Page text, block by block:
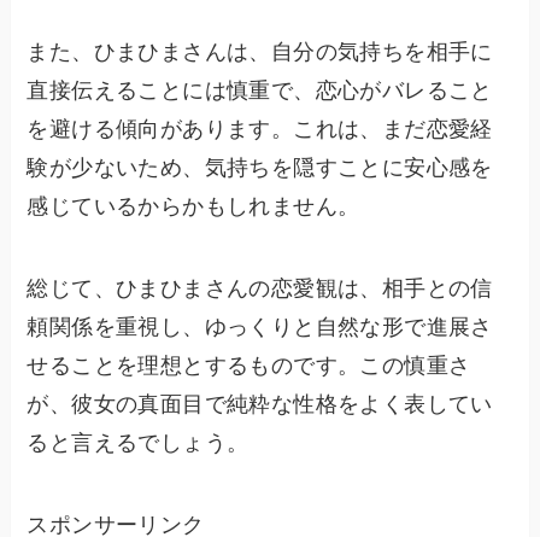
また、ひまひまさんは、自分の気持ちを相手に
直接伝えることには慎重で、恋心がバレること
を避ける傾向があります。これは、まだ恋愛経
験が少ないため、気持ちを隠すことに安心感を
感じているからかもしれません。
総じて、ひまひまさんの恋愛観は、相手との信
頼関係を重視し、ゆっくりと自然な形で進展さ
せることを理想とするものです。この慎重さ
が、彼女の真面目で純粋な性格をよく表してい
ると言えるでしょう。
スポンサーリンク